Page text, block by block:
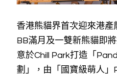
香港熊貓界首次迎來港
BB滿月及一雙新熊貓即
意於Chill Park打造「
劃」，由「國寶級萌人